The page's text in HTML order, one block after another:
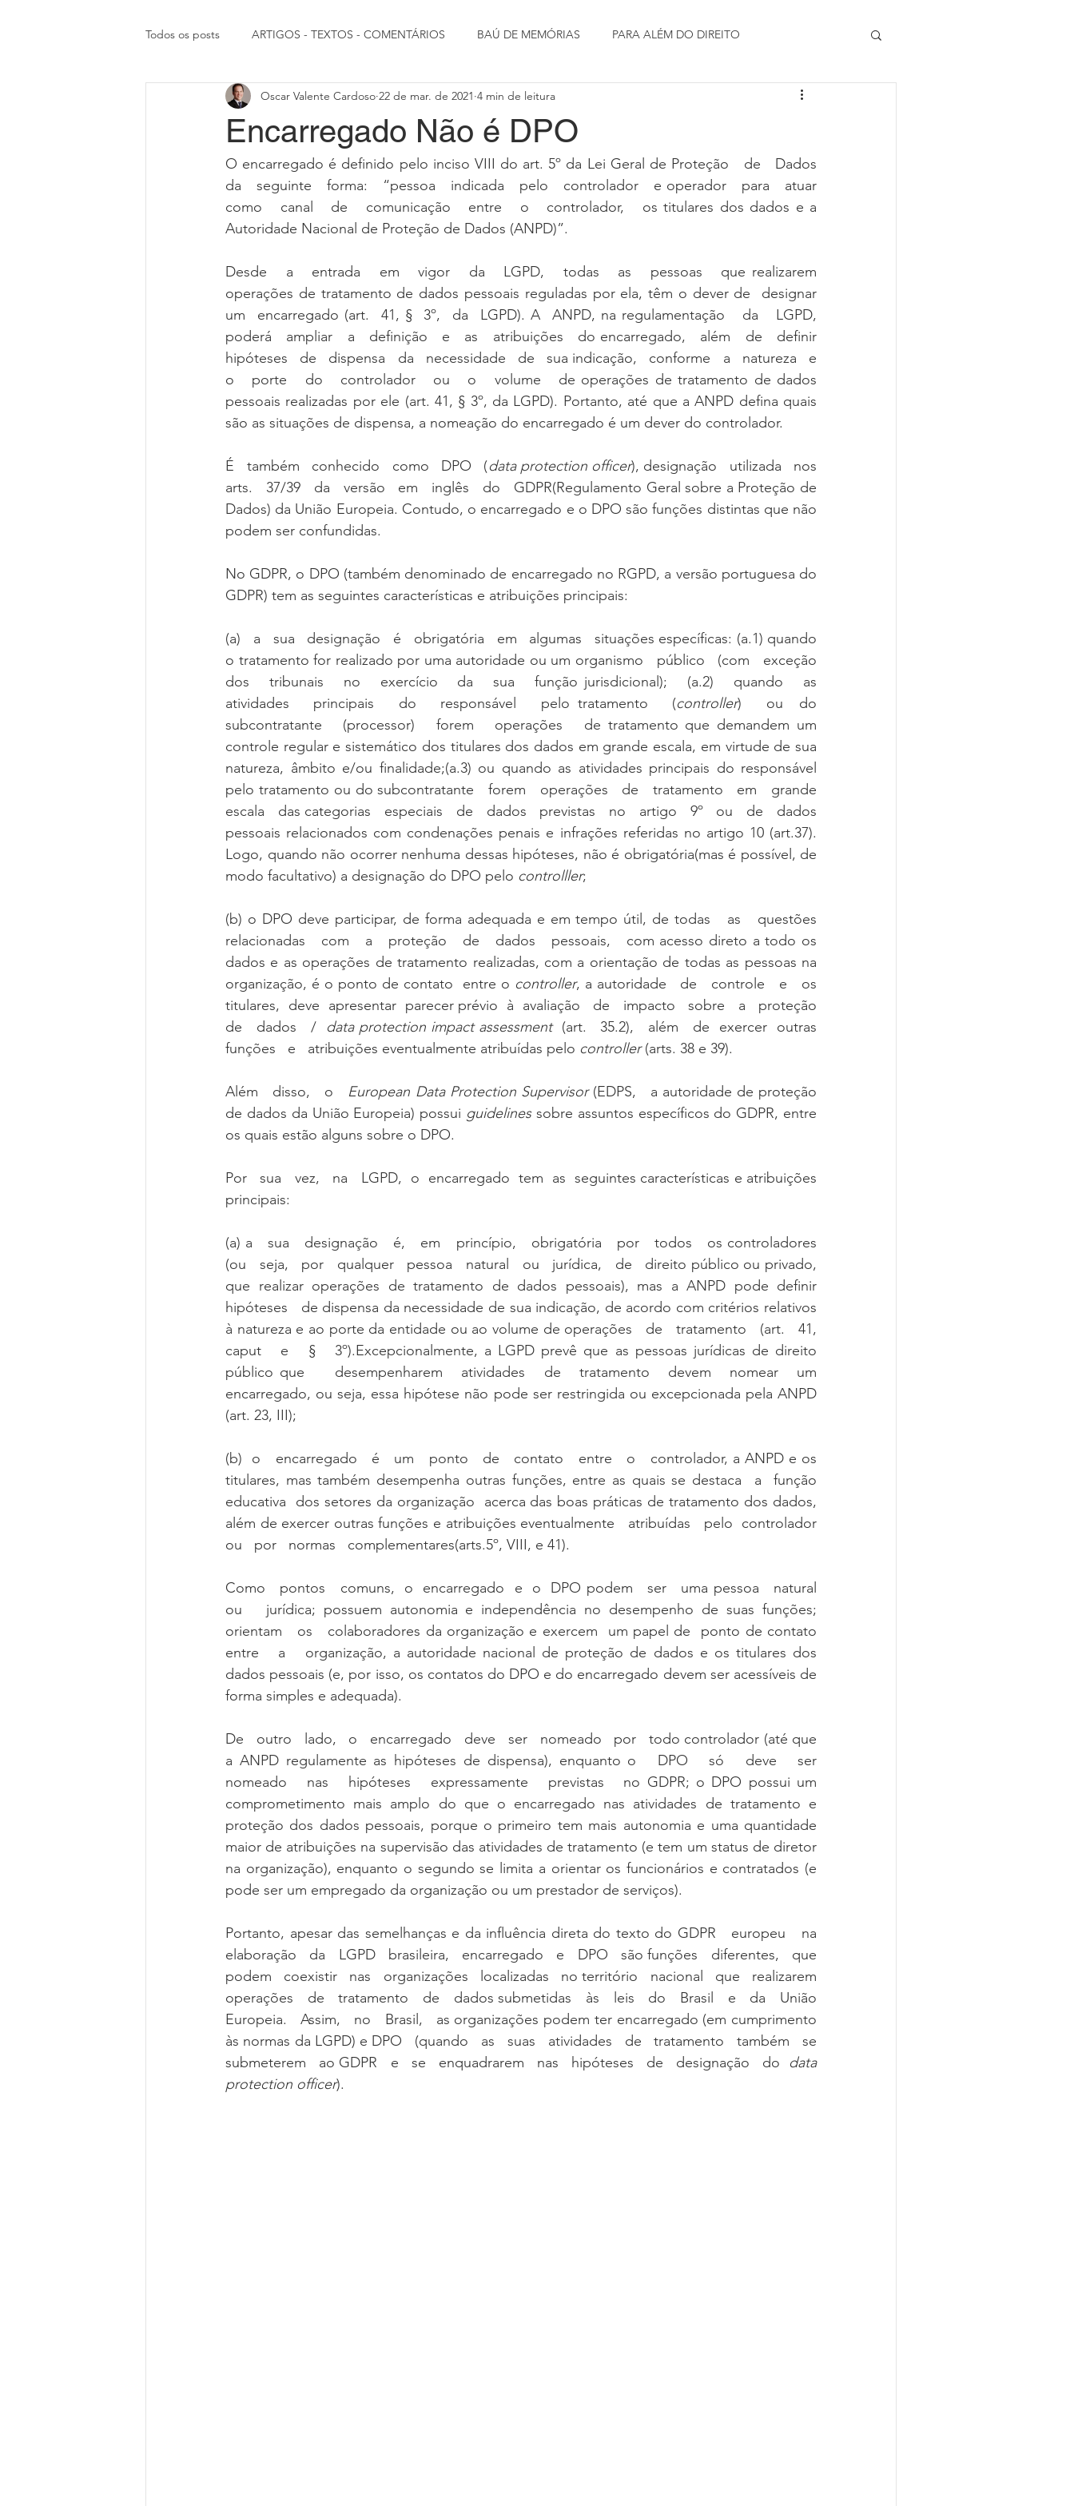
Todos os posts ARTIGOS - TEXTOS - COMENTÁRIOS BAÚ DE MEMÓRIAS PARA ALÉM DO DIREITO
RIGHT TRUE NEWS ARTICLES
Encarregado Não é DPO
Oscar Valente Cardoso 22 de mar. de 2021 4 min de leitura
O encarregado é definido pelo inciso VIII do art. 5º da Lei Geral de Proteção   de   Dados
da   seguinte   forma:   “pessoa   indicada   pelo   controlador   e operador   para   atuar
como   canal   de   comunicação   entre   o   controlador,   os titulares dos dados e a
Autoridade Nacional de Proteção de Dados (ANPD)”.
Desde   a   entrada   em   vigor   da   LGPD,   todas   as   pessoas   que realizarem
operações de tratamento de dados pessoais reguladas por ela, têm o dever de  designar
um  encarregado (art.  41, §  3º,  da  LGPD). A  ANPD, na regulamentação   da   LGPD,
poderá   ampliar   a   definição   e   as   atribuições   do encarregado,   além   de   definir
hipóteses   de   dispensa   da   necessidade   de   sua indicação,   conforme   a   natureza   e
o   porte   do   controlador   ou   o   volume   de operações de tratamento de dados
pessoais realizadas por ele (art. 41, § 3º, da LGPD). Portanto, até que a ANPD defina quais
são as situações de dispensa, a nomeação do encarregado é um dever do controlador.
É   também   conhecido   como   DPO   (data protection officer), designação   utilizada   nos
arts.   37/39   da   versão   em   inglês   do   GDPR(Regulamento Geral sobre a Proteção de
Dados) da União Europeia. Contudo, o encarregado e o DPO são funções distintas que não
podem ser confundidas.
No GDPR, o DPO (também denominado de encarregado no RGPD, a versão portuguesa do
GDPR) tem as seguintes características e atribuições principais:
(a)   a   sua   designação   é   obrigatória   em   algumas   situações específicas: (a.1) quando
o tratamento for realizado por uma autoridade ou um organismo   público   (com   exceção
dos   tribunais   no   exercício   da   sua   função jurisdicional);   (a.2)   quando   as
atividades   principais   do   responsável   pelo tratamento   (controller)   ou  do
subcontratante   (processor)   forem   operações   de tratamento que demandem um
controle regular e sistemático dos titulares dos dados em grande escala, em virtude de sua
natureza, âmbito e/ou finalidade;(a.3) ou quando as atividades principais do responsável
pelo tratamento ou do subcontratante   forem   operações   de   tratamento   em   grande
escala   das categorias   especiais   de   dados   previstas   no   artigo   9º   ou   de   dados
pessoais relacionados com condenações penais e infrações referidas no artigo 10 (art.37).
Logo, quando não ocorrer nenhuma dessas hipóteses, não é obrigatória(mas é possível, de
modo facultativo) a designação do DPO pelo controlller;
(b) o DPO deve participar, de forma adequada e em tempo útil, de todas   as   questões
relacionadas   com   a   proteção   de   dados   pessoais,   com acesso direto a todo os
dados e as operações de tratamento realizadas, com a orientação de todas as pessoas na
organização, é o ponto de contato  entre o controller, a autoridade   de   controle   e   os
titulares,  deve  apresentar  parecer prévio  à  avaliação   de   impacto   sobre   a   proteção
de   dados   /
data protection impact assessment (art.   35.2),   além   de  exercer  outras
funções   e   atribuições eventualmente atribuídas pelo controller (arts. 38 e 39).
Além   disso,   o European Data Protection Supervisor (EDPS,   a autoridade de proteção
de dados da União Europeia) possui guidelines sobre assuntos específicos do GDPR, entre
os quais estão alguns sobre o DPO.
Por   sua   vez,   na   LGPD,  o  encarregado  tem  as  seguintes características e atribuições
principais:
(a) a   sua   designação   é,   em   princípio,   obrigatória   por   todos   os controladores
(ou   seja,   por   qualquer   pessoa   natural   ou   jurídica,   de   direito público ou privado,
que realizar operações de tratamento de dados pessoais), mas a ANPD pode definir
hipóteses   de dispensa da necessidade de sua indicação, de acordo com critérios relativos
à natureza e ao porte da entidade ou ao volume de operações   de   tratamento   (art.   41,
caput   e   §   3º).Excepcionalmente, a LGPD prevê que as pessoas jurídicas de direito
público que     desempenharem   atividades   de   tratamento   devem   nomear   um
encarregado, ou seja, essa hipótese não pode ser restringida ou excepcionada pela ANPD
(art. 23, III);
(b)  o   encarregado   é   um   ponto   de   contato   entre   o   controlador, a ANPD e os
titulares, mas também desempenha outras funções, entre as quais se destaca  a  função
educativa  dos setores da organização  acerca das boas práticas de tratamento dos dados,
além de exercer outras funções e atribuições eventualmente   atribuídas   pelo  controlador
ou   por   normas   complementares(arts.5º, VIII, e 41).
Como   pontos   comuns,  o  encarregado  e  o  DPO podem   ser   uma pessoa   natural
ou   jurídica; possuem autonomia e independência no desempenho de suas funções;
orientam   os   colaboradores da organização e exercem  um papel de  ponto de contato
entre   a   organização, a autoridade nacional de proteção de dados e os titulares dos
dados pessoais (e, por isso, os contatos do DPO e do encarregado devem ser acessíveis de
forma simples e adequada).
De   outro   lado,   o   encarregado   deve   ser   nomeado   por   todo controlador (até que
a ANPD regulamente as hipóteses de dispensa), enquanto o   DPO   só   deve   ser
nomeado   nas   hipóteses   expressamente   previstas   no GDPR; o DPO possui um
comprometimento mais amplo do que o encarregado nas atividades de tratamento e
proteção dos dados pessoais, porque o primeiro tem mais autonomia e uma quantidade
maior de atribuições na supervisão das atividades de tratamento (e tem um status de diretor
na organização), enquanto o segundo se limita a orientar os funcionários e contratados (e
pode ser um empregado da organização ou um prestador de serviços).
Portanto, apesar das semelhanças e da influência direta do texto do GDPR   europeu   na
elaboração   da   LGPD   brasileira,   encarregado   e   DPO   são funções   diferentes,   que
podem   coexistir   nas   organizações   localizadas   no território   nacional   que   realizarem
operações   de   tratamento   de   dados submetidas   às   leis   do   Brasil   e   da   União
Europeia.   Assim,   no   Brasil,   as organizações podem ter encarregado (em cumprimento
às normas da LGPD) e DPO   (quando   as   suas   atividades   de   tratamento   também   se
submeterem   ao GDPR   e   se   enquadrarem   nas   hipóteses   de   designação   do data
protection officer).